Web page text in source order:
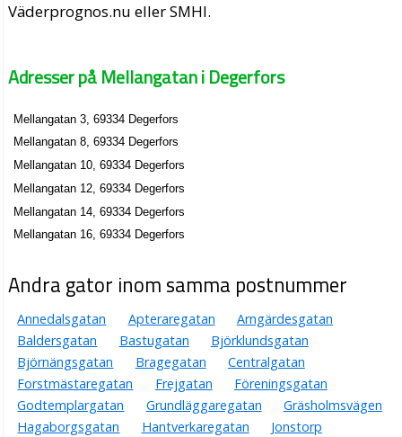
Väderprognos.nu eller SMHI.
Adresser på Mellangatan i Degerfors
Mellangatan 3, 69334 Degerfors
Mellangatan 8, 69334 Degerfors
Mellangatan 10, 69334 Degerfors
Mellangatan 12, 69334 Degerfors
Mellangatan 14, 69334 Degerfors
Mellangatan 16, 69334 Degerfors
Andra gator inom samma postnummer
Annedalsgatan Apteraregatan
Arngärdesgatan
Baldersgatan
Bastugatan
Björklundsgatan
Björnängsgatan
Bragegatan
Centralgatan
Forstmästaregatan
Frejgatan
Föreningsgatan
Godtemplargatan
Grundläggaregatan
Gräsholmsvägen
Hagaborgsgatan
Hantverkaregatan
Jonstorp